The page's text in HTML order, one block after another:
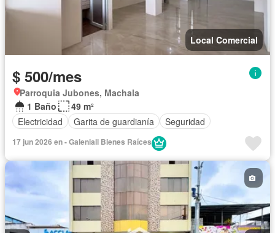
Local Comercial
$ 500/mes
Parroquia Jubones, Machala
1 Baño
49 m²
Electricidad
Garita de guardianía Seguridad
17 jun 2026 en - Galeniall Bienes Raíces